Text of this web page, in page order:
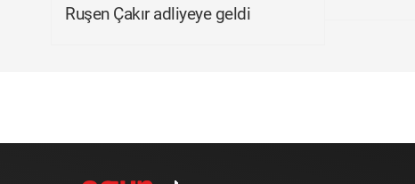
Ruşen Çakır adliyeye geldi